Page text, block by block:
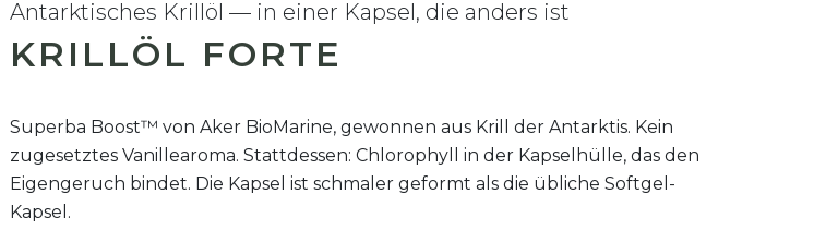
Antarktisches Krillöl — in einer Kapsel, die anders ist
KRILLÖL FORTE
Superba Boost™ von Aker BioMarine, gewonnen aus Krill der Antarktis. Kein
zugesetztes Vanillearoma. Stattdessen: Chlorophyll in der Kapselhülle, das den
Eigengeruch bindet. Die Kapsel ist schmaler geformt als die übliche Softgel-
Kapsel.